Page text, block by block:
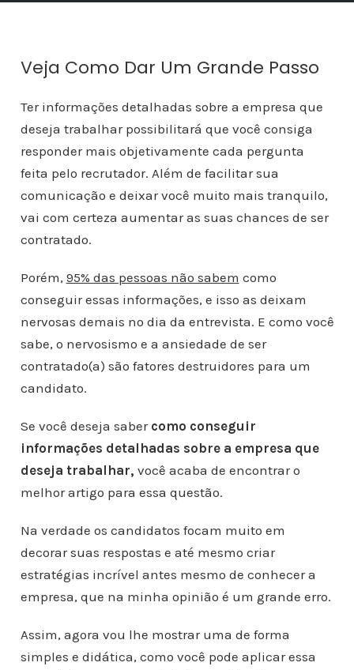
Veja Como Dar Um Grande Passo
Ter informações detalhadas sobre a empresa que
deseja trabalhar possibilitará que você consiga
responder mais objetivamente cada pergunta
feita pelo recrutador. Além de facilitar sua
comunicação e deixar você muito mais tranquilo,
vai com certeza aumentar as suas chances de ser
contratado.
Porém, 95% das pessoas não sabem como
conseguir essas informações, e isso as deixam
nervosas demais no dia da entrevista. E como você
sabe, o nervosismo e a ansiedade de ser
contratado(a) são fatores destruidores para um
candidato.
Se você deseja saber como conseguir
informações detalhadas sobre a empresa que
deseja trabalhar, você acaba de encontrar o
melhor artigo para essa questão.
Na verdade os candidatos focam muito em
decorar suas respostas e até mesmo criar
estratégias incrível antes mesmo de conhecer a
empresa, que na minha opinião é um grande erro.
Assim, agora vou lhe mostrar uma de forma
simples e didática, como você pode aplicar essa